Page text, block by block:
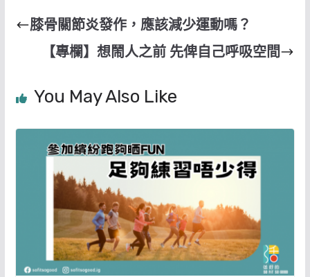
膝骨關節炎發作，應該減少運動嗎？
【專欄】想鬧人之前 先俾自己呼吸空間
You May Also Like